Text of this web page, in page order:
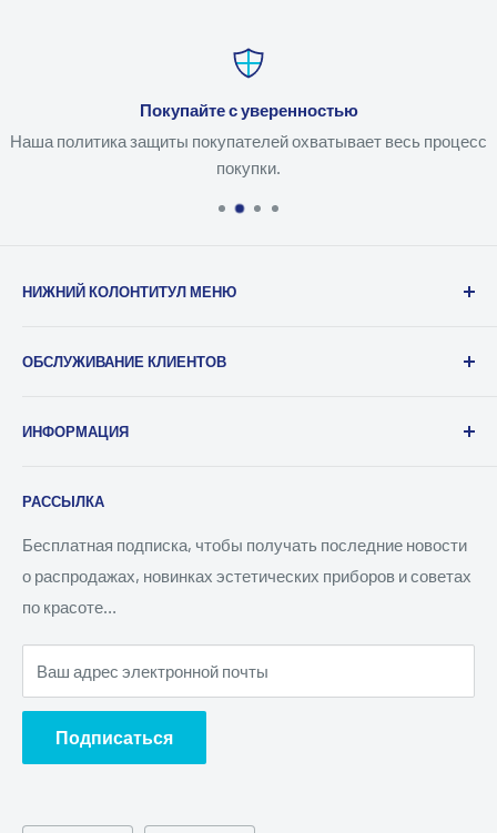
Покупайте с уверенностью
Наша политика защиты покупателей охватывает весь процесс
покупки.
НИЖНИЙ КОЛОНТИТУЛ МЕНЮ
Сообщить о нарушении
ОБСЛУЖИВАНИЕ КЛИЕНТОВ
Свяжитесь с нами
MoneyGram
Отслеживание заказа
ИНФОРМАЦИЯ
Политика отгрузки
Политика конфиденциальности
Условия предоставления услуг
РАССЫЛКА
Бесплатная подписка, чтобы получать последние новости
о распродажах, новинках эстетических приборов и советах
по красоте…
Ваш адрес электронной почты
Подписаться